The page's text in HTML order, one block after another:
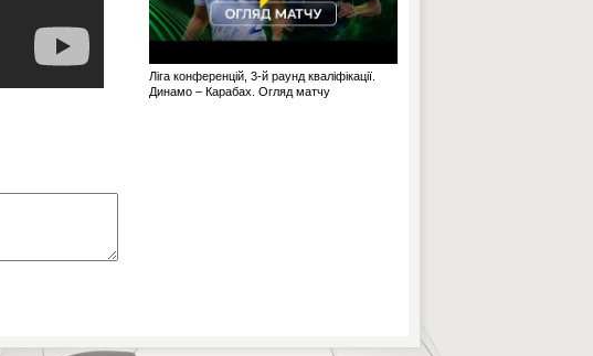
Ліга конференцій, 3-й раунд кваліфікації.
Динамо – Карабах. Огляд матчу